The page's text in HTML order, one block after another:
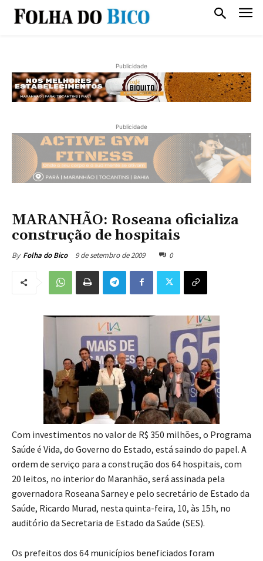
Publicidade
Publicidade
MARANHÃO: Roseana oficializa
construção de hospitais
By Folha do Bico 9 de setembro de 2009 0
Com investimentos no valor de R$ 350 milhões, o Programa
Saúde é Vida, do Governo do Estado, está saindo do papel. A
ordem de serviço para a construção dos 64 hospitais, com
20 leitos, no interior do Maranhão, será assinada pela
governadora Roseana Sarney e pelo secretário de Estado da
Saúde, Ricardo Murad, nesta quinta-feira, 10, às 15h, no
auditório da Secretaria de Estado da Saúde (SES).
Os prefeitos dos 64 municípios beneficiados foram